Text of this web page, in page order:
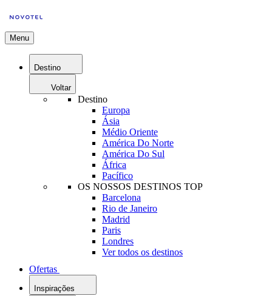
Menu
Destino
Voltar
Destino
Europa
Ásia
Médio Oriente
América Do Norte
América Do Sul
África
Pacífico
OS NOSSOS DESTINOS TOP
Barcelona
Rio de Janeiro
Madrid
Paris
Londres
Ver todos os destinos
Ofertas
Inspirações